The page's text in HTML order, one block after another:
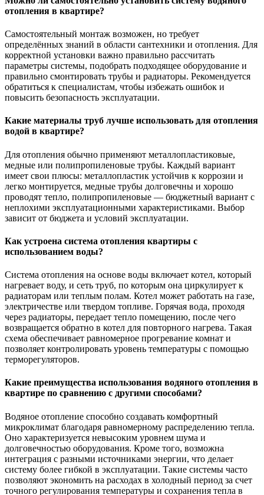
отопления в квартире?
Самостоятельный монтаж возможен, но требует
определённых знаний в области сантехники и отопления. Для
корректной установки важно правильно рассчитать
параметры системы, подобрать подходящее оборудование и
правильно смонтировать трубы и радиаторы. Рекомендуется
обратиться к специалистам, чтобы избежать ошибок и
повысить безопасность эксплуатации.
Какие материалы труб лучше использовать для отопления
водой в квартире?
Для отопления обычно применяют металлопластиковые,
медные или полипропиленовые трубы. Каждый вариант
имеет свои плюсы: металлопластик устойчив к коррозии и
легко монтируется, медные трубы долговечны и хорошо
проводят тепло, полипропиленовые — бюджетный вариант с
неплохими эксплуатационными характеристиками. Выбор
зависит от бюджета и условий эксплуатации.
Как устроена система отопления квартиры с
использованием воды?
Система отопления на основе воды включает котел, который
нагревает воду, и сеть труб, по которым она циркулирует к
радиаторам или теплым полам. Котел может работать на газе,
электричестве или твердом топливе. Горячая вода, проходя
через радиаторы, передает тепло помещению, после чего
возвращается обратно в котел для повторного нагрева. Такая
схема обеспечивает равномерное прогревание комнат и
позволяет контролировать уровень температуры с помощью
терморегуляторов.
Какие преимущества использования водяного отопления в
квартире по сравнению с другими способами?
Водяное отопление способно создавать комфортный
микроклимат благодаря равномерному распределению тепла.
Оно характеризуется невысоким уровнем шума и
долговечностью оборудования. Кроме того, возможна
интеграция с разными источниками энергии, что делает
систему более гибкой в эксплуатации. Такие системы часто
позволяют экономить на расходах в холодный период за счет
точного регулирования температуры и сохранения тепла в